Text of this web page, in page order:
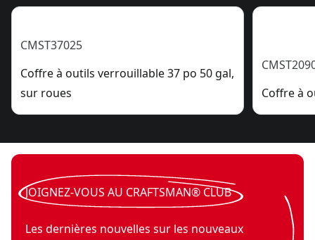
CMST37025
Coffre à outils verrouillable 37 po 50 gal,
sur roues
Coffre à
JOIGNEZ-VOUS AU CRAFTSMAN® CLUB
Les dernières nouvelles sur les nouveaux